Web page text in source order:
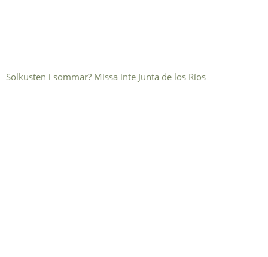
Solkusten i sommar? Missa inte Junta de los Ríos